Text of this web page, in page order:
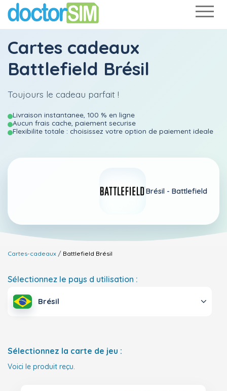
Cartes cadeaux
Battlefield Brésil
Toujours le cadeau parfait !
Livraison instantanee, 100 % en ligne
Aucun frais cache, paiement securise
Flexibilite totale : choisissez votre option de paiement ideale
Brésil - Battlefield
Cartes-cadeaux Battlefield Brésil
Sélectionnez le pays d utilisation :
Brésil
Sélectionnez la carte de jeu :
Voici le produit reçu.